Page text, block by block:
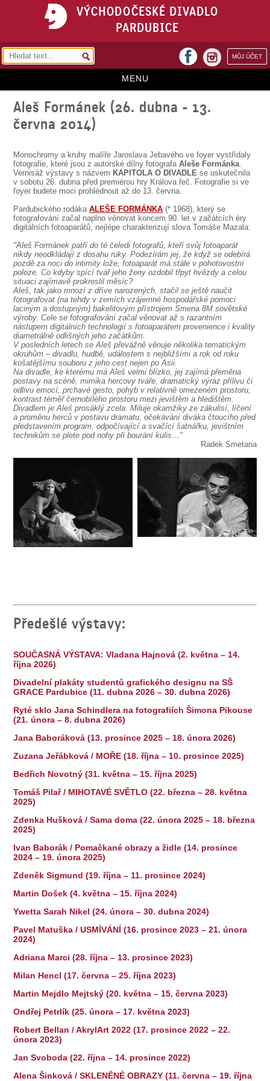
VÝCHODOČESKÉ DIVADLO
PARDUBICE
MŮJ ÚČET
facebook
MENU
HOME
REPERTOÁR
VSTUPENKY
KONTAKTY
O DIVADLE
SOUBOR
DÁLE NABÍZÍME
Aleš Formánek (26. dubna - 13.
června 2014)
Monochromy a kruhy malíře Jaroslava Jebavého ve foyer vystřídaly
fotografie, které jsou z autorské dílny fotografaAleše Formánka.
Vernisáž výstavy s názvem KAPITOLA O DIVADLE se uskutečnila
v sobotu 26. dubna před premiérou hry Králova řeč. Fotografie si ve
foyer budete moci prohlédnout až do 13. června.
Pardubického rodákaALEŠE FORMÁNKA (* 1968), který se
fotografování začal naplno věnovat koncem 90. let v začátcích éry
digitálních fotoaparátů, nejlépe charakterizují slova Tomáše Mazala:
"Aleš Formánek patří do té čeledi fotografů, kteří svůj fotoaparát
nikdy neodkládají z dosahu ruky. Podezírám jej, že když se odebírá
pozdě za noci do intimity lože, fotoaparát má stále v pohotovostní
poloze. Co kdyby spící tvář jeho ženy ozdobil třpyt hvězdy a celou
situaci zajímavě prokreslil měsíc?
Aleš, tak jako mnozí z dříve narozených, stačil se ještě naučit
fotografovat (na tehdy v zemích vzájemné hospodářské pomoci
laciným a dostupným) bakelitovým přístrojem Smena 8M sovětské
výroby. Cele se fotografování začal věnovat až s razantním
nástupem digitálních technologií s fotoaparátem provenience i kvality
diametrálně odlišných jeho začátkům.
V posledních letech se Aleš převážně věnuje několika tematickým
okruhům – divadlu, hudbě, událostem s nejbližšími a rok od roku
košatějšímu souboru z jeho cest nejen po Asii.
Na divadle, ke kterému má Aleš velmi blízko, jej zajímá přeměna
postavy na scéně, mimika hercovy tváře, dramatický výraz přílivu či
odlivu emocí, prchavé gesto, pohyb v relativně omezeném prostoru,
kontrast téměř černobílého prostoru mezi jevištěm a hledištěm.
Divadlem je Aleš prosáklý zcela. Miluje okamžiky ze zákulisí, líčení
a proměnu herců v postavu dramatu, očekávání diváka čtoucího před
představením program, odpočívající a svačící šatnářku, jevištním
technikům se plete pod nohy při bourání kulis…"
Radek Smetana
Předešlé výstavy:
SOUČASNÁ VÝSTAVA: Vladana Hajnová (2. května – 14.
října 2026)
Divadelní plakáty studentů grafického designu na SŠ
GRACE Pardubice (11. dubna 2026 – 30. dubna 2026)
Ryté sklo Jana Schindlera na fotografiích Šimona Pikouse
(21. února – 8. dubna 2026)
Jana Baboráková (13. prosince 2025 – 18. února 2026)
Zuzana Jeřábková / MOŘE (18. října – 10. prosince 2025)
Bedřich Novotný (31. května – 15. října 2025)
Tomáš Pilař / MIHOTAVÉ SVĚTLO (22. března – 28. května
2025)
Zdenka Hušková / Sama doma (22. února 2025 – 18. března
2025)
Ivan Baborák / Pomačkané obrazy a židle (14. prosince
2024 – 19. února 2025)
Zdeněk Sigmund (19. října – 11. prosince 2024)
Martin Došek (4. května – 15. října 2024)
Ywetta Sarah Nikel (24. února – 30. dubna 2024)
Pavel Matuška / USMÍVÁNÍ (16. prosince 2023 – 21. února
2024)
Adriana Marci (28. října – 13. prosince 2023)
Milan Hencl (17. června – 25. října 2023)
Martin Mejdlo Mejtský (20. května – 15. června 2023)
Ondřej Petrlík (25. února – 17. května 2023)
Robert Bellan / AkrylArt 2022 (17. prosince 2022 – 22.
února 2023)
Jan Svoboda (22. října – 14. prosince 2022)
Alena Šinková / SKLENĚNÉ OBRAZY (11. června – 19. října